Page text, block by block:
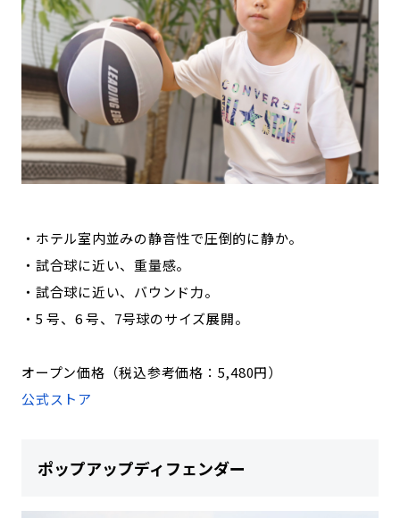
・ホテル室内並みの静音性で圧倒的に静か。
・試合球に近い、重量感。
・試合球に近い、バウンド力。
・5 号、6 号、7号球のサイズ展開。
オープン価格（税込参考価格：5,480円）
公式ストア
ポップアップディフェンダー